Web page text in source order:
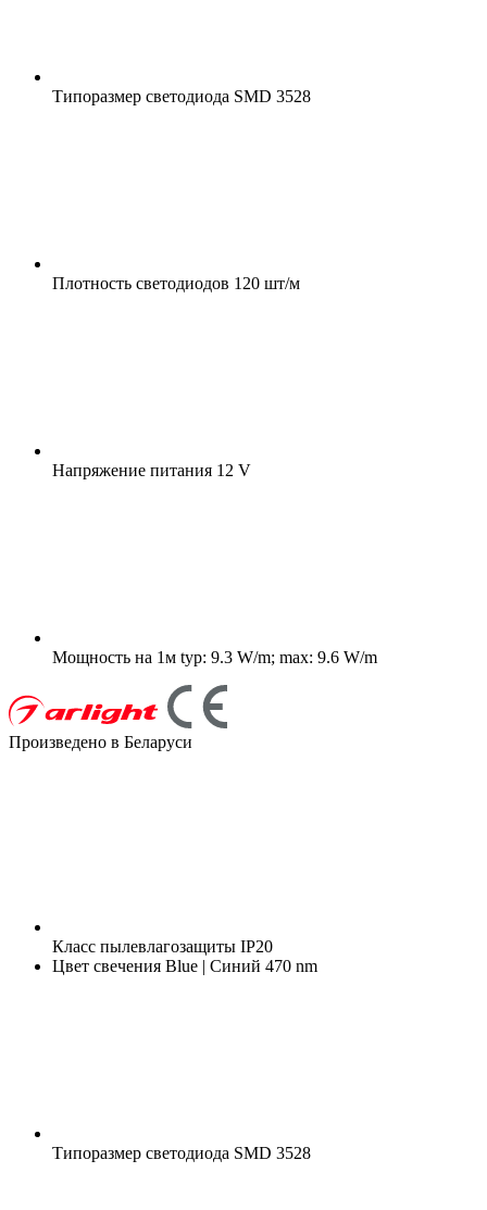
Типоразмер светодиода SMD 3528
Плотность светодиодов 120 шт/м
Напряжение питания 12 V
Мощность на 1м typ: 9.3 W/m; max: 9.6 W/m
Произведено в Беларуси
Класс пылевлагозащиты IP20
Цвет свечения Blue | Синий 470 nm
Типоразмер светодиода SMD 3528